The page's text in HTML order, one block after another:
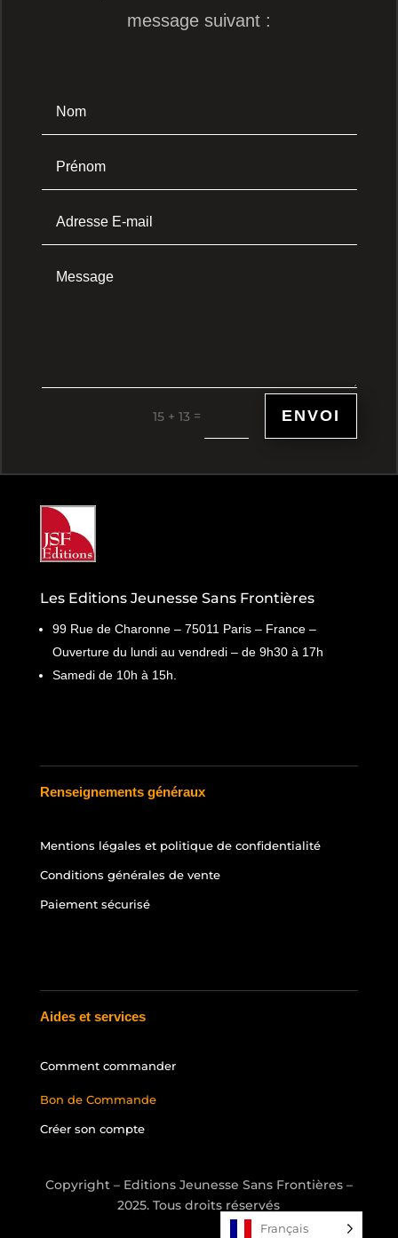
message suivant :
15 + 13= ENVOI
Les Editions Jeunesse Sans Frontières
99 Rue de Charonne – 75011 Paris – France –
Ouverture du lundi au vendredi – de 9h30 à 17h
Samedi de 10h à 15h.
Renseignements généraux
Mentions légales et politique de confidentialité
Conditions générales de vente
Paiement sécurisé
Aides et services
Comment commander
Bon de Commande
Créer son compte
Copyright – Editions Jeunesse Sans Frontières –
2025. Tous droits réservés
Français